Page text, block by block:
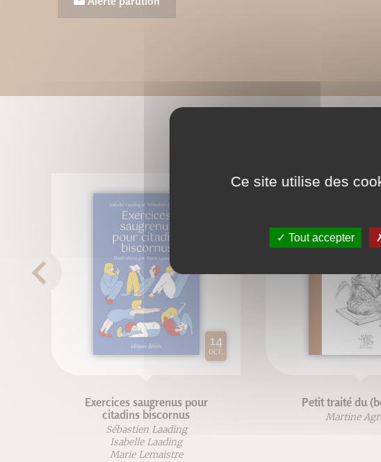
14
OCT.
Exercices saugrenus pour
citadins biscornus
Sébastien Laading
Isabelle Laading
Marie Lemaistre
Petit traité du
Martine
Ce site utilise des
Tout accepter